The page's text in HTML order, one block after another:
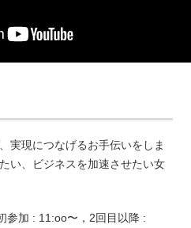
実現につなげるお手伝いをしま
い、ビジネスを加速させたい女
加 : 11:oo〜，2回目以降 :